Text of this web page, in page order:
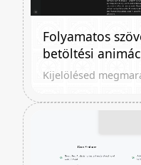
Folyamatos
betöltési
Kijelölésed